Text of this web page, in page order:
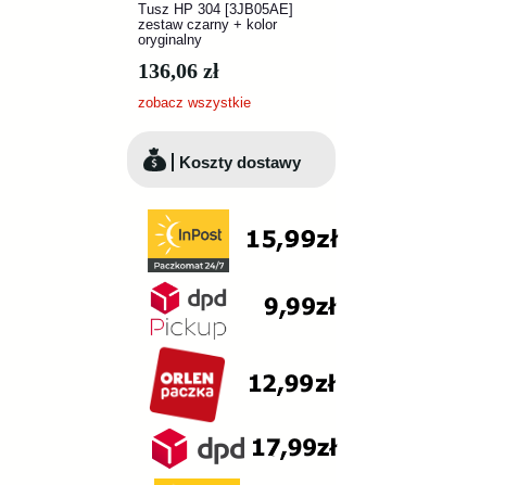
Tusz HP 304 [3JB05AE]
zestaw czarny + kolor
oryginalny
136,06 zł
zobacz wszystkie
Koszty dostawy